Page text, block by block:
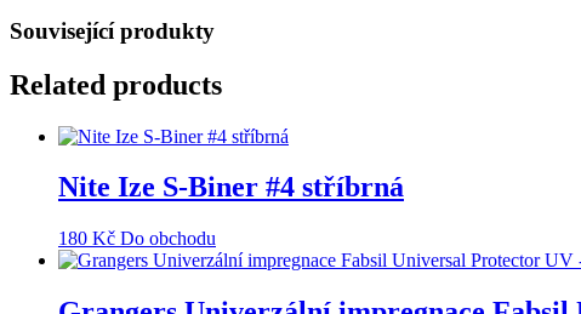
Související produkty
Related products
Nite Ize S-Biner #4 stříbrná
180 Kč Do obchodu